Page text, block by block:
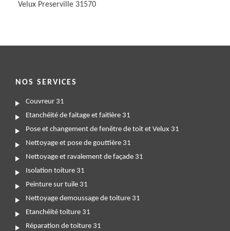
Velux Preserville 31570
NOS SERVICES
Couvreur 31
Etanchéité de faitage et faitière 31
Pose et changement de fenêtre de toit et Velux 31
Nettoyage et pose de gouttière 31
Nettoyage et ravalement de façade 31
Isolation toiture 31
Peinture sur tuile 31
Nettoyage demoussage de toiture 31
Etanchéité toiture 31
Réparation de toiture 31